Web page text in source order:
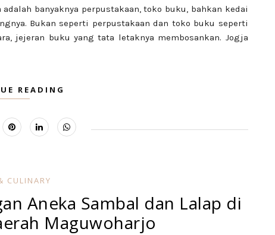
banyaknya perpustakaan, toko buku, bahkan kedai
Bukan seperti perpustakaan dan toko buku seperti
jejeran buku yang tata letaknya membosankan. Jogja
READING
CULINARY
Aneka Sambal dan Lalap di
Maguwoharjo